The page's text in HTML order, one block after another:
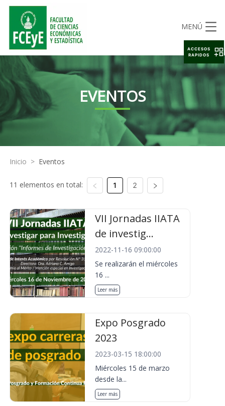
MENÚ
EVENTOS
Inicio > Eventos
11 elementos en total: 1 2
VII Jornadas IIATA
de investig...
2022-11-16 09:00:00
Se realizarán el miércoles
16 ...
Leer más
Expo Posgrado
2023
2023-03-15 18:00:00
Miércoles 15 de marzo
desde la...
Leer más
ACCESOS
RAPIDOS